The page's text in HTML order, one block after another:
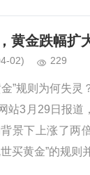
黄金跌幅扩
02) 229
”规则为何失
站3月29日报道
景下上涨了两
买黄金”的规则